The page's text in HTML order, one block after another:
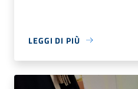
LEGGI DI PIÙ